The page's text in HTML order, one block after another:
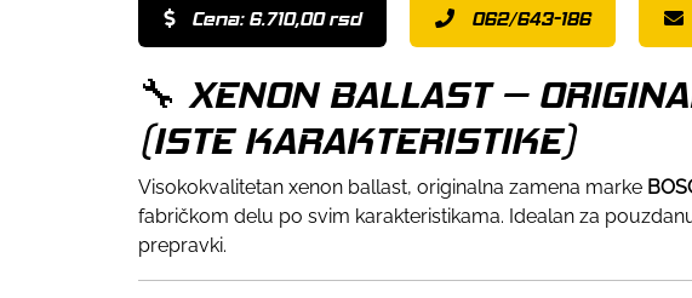
Cena: 6.710,00 rsd 062/643-186
🔧 XENON BALLAST –
(ISTE KARAKTERISTIKE)
Visokokvalitetan xenon ballast, originalna zamena marke
fabričkom delu po svim karakteristikama. Idealan za
prepravki.